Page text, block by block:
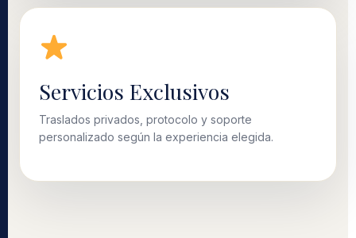
Servicios Exclusivos
Traslados privados, protocolo y soporte
personalizado según la experiencia elegida.